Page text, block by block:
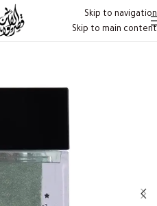
Skip to navigation
Skip to main content